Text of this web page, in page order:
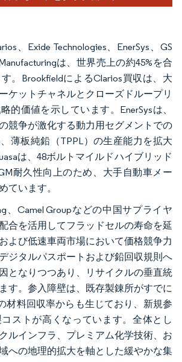
、Exide Technologies、EnerSys、GS
は、世界売上の約45%を合
。BrookfieldによるClarios買収は、大
ケットチャネルとクローズドループリ
的価値を示しています。EnerSysは、
競争が激化する動力用セグメントでの
薄板純鉛（TPPL）の生産能力を拡大
は、48ボルトマイルドハイブリッド
耐久性向上のため、大手自動車メー
ています。
、Camel Groupなどの中国サプライヤ
合を活用してフラッドセルの寿命を延
よび低速車両市場において価格競争力
ジタルパスポートおよび鉛回収規則へ
となりつつあり、リサイクルの垂直統
す。参入障壁は、既存製錬所がすでに
材料回収率からも生じており、新規参
ストが高くなっています。全体とし
ルインフラ、プレミアム化学技術、お
への地理的拡大を軸とした緩やかな集